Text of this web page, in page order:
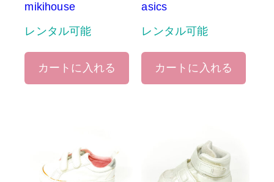
mikihouse
レンタル可能
カートに入れる
asics
レンタル可能
カートに入れる